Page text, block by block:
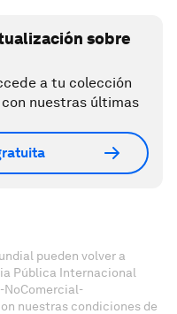
sobre
a tu colección
nuestras últimas
pueden volver a
Pública Internacional
NoComercial-
nuestras condiciones de